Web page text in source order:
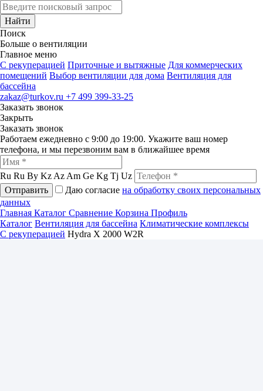
Найти
Поиск
Больше о вентиляции
Главное меню
C рекуперацией Приточные и вытяжные Для коммерческих
помещений Выбор вентиляции для дома Вентиляция для
бассейна
zakaz@turkov.ru +7 499 399-33-25
Заказать звонок
Закрыть
Заказать звонок
Работаем ежедневно с 9:00 до 19:00. Укажите ваш номер
телефона, и мы перезвоним вам в ближайшее время
Ru Ru By Kz Az Am Ge Kg Tj Uz
Отправить
Даю согласие на обработку своих персональных
данных
Главная Каталог Сравнение Корзина Профиль
Каталог Вентиляция для бассейна Климатические комплексы
С рекуперацией Hydra X 2000 W2R